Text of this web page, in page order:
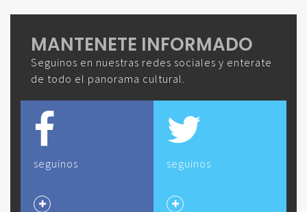
MANTENETE INFORMADO
Seguinos en nuestras redes sociales y enterate
de todo el panorama cultural.
seguinos seguinos